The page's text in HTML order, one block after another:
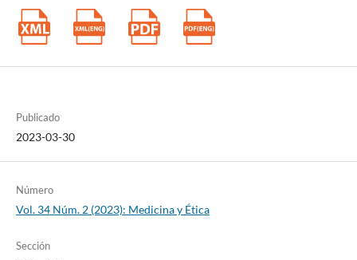
Publicado
2023-03-30
Número
Vol. 34 Núm. 2 (2023): Medicina y Ética
Sección